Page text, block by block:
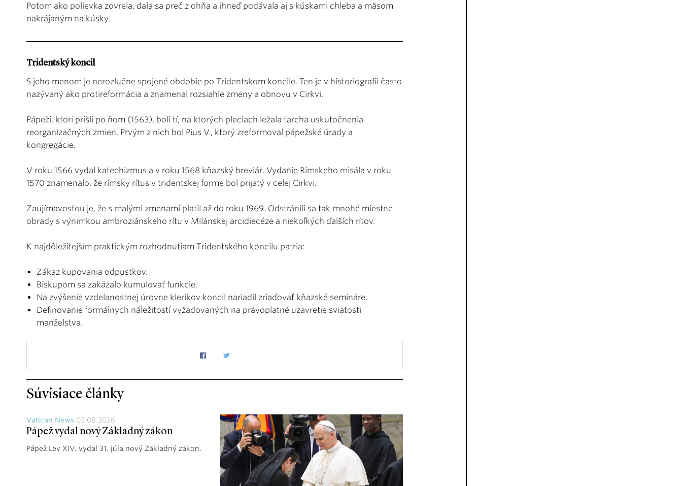
Potom ako polievka zovrela, dala sa preč z ohňa a ihneď podávala aj s kúskami chleba a mäsom
nakrájaným na kúsky.
Tridentský koncil
S jeho menom je nerozlučne spojené obdobie po Tridentskom koncile. Ten je v historiografii často
nazývaný ako protireformácia a znamenal rozsiahle zmeny a obnovu v Cirkvi.
Pápeži, ktorí prišli po ňom (1563), boli tí, na ktorých pleciach ležala ťarcha uskutočnenia
reorganizačných zmien. Prvým z nich bol Pius V., ktorý zreformoval pápežské úrady a
kongregácie.
V roku 1566 vydal katechizmus a v roku 1568 kňazský breviár. Vydanie Rímskeho misála v roku
1570 znamenalo, že rímsky rítus v tridentskej forme bol prijatý v celej Cirkvi.
Zaujímavosťou je, že s malými zmenami platil až do roku 1969. Odstránili sa tak mnohé miestne
obrady s výnimkou ambroziánskeho rítu v Milánskej arcidiecéze a niekoľkých ďalších rítov.
K najdôležitejším praktickým rozhodnutiam Tridentského koncilu patria:
Zákaz kupovania odpustkov.
Biskupom sa zakázalo kumulovať funkcie.
Na zvýšenie vzdelanostnej úrovne klerikov koncil nariadil zriaďovať kňazské semináre.
Definovanie formálnych náležitostí vyžadovaných na právoplatné uzavretie sviatosti
manželstva.
Súvisiace články
Vatican News 03.08.2026
Pápež vydal nový Základný zákon
Pápež Lev XIV. vydal 31. júla nový Základný zákon.